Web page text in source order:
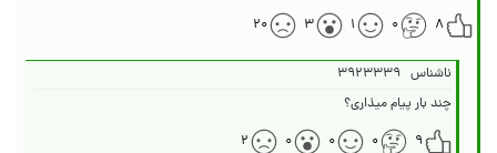
۸
۰ ۱ ۳ ۲۰
ناشناس ۳۹۲۳۳۳۹
چند بار پیام میذاری؟
۹
۰ ۰ ۰ ۲